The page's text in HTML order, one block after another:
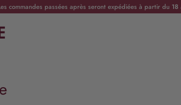
commandes passées après seront expédiées à partir du 18